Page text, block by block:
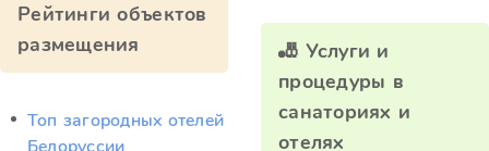
Рейтинги объектов
размещения
Топ загородных отелей
🎳 Услуги и
процедуры в
санаториях и
отелях